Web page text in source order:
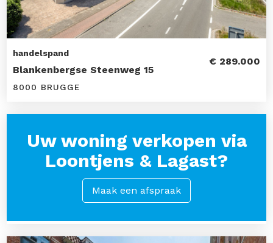
handelspand
Blankenbergse Steenweg 15
€ 289.000
8000 BRUGGE
Uw woning verkopen via
Loontjens & Lagast?
Maak een afspraak